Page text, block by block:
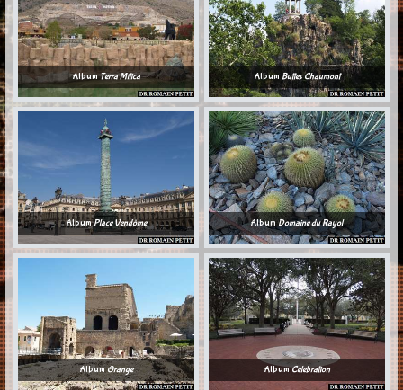
AlbumTerra Mítica Album Buttes Chaumont
AlbumPlace Vendôme AlbumDomaine du Rayol
Album Orange AlbumCelebration